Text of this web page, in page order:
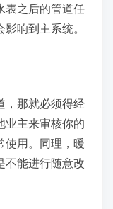
表之后的管道任
响到主系统。
，那就必须得经
业主来审核你的
使用。同理，暖
不能进行随意改